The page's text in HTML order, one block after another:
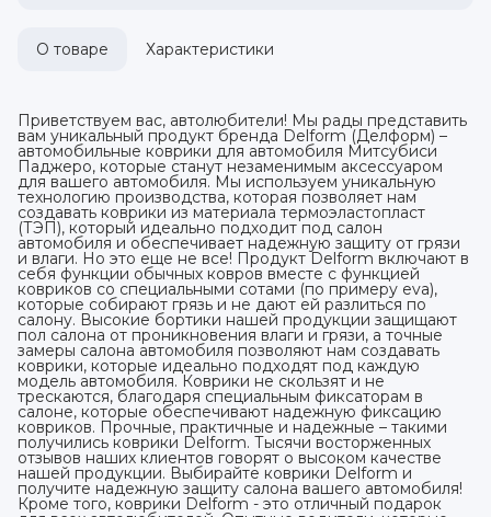
О товаре Характеристики
Приветствуем вас, автолюбители! Мы рады представить
вам уникальный продукт бренда Delform (Делформ) –
автомобильные коврики для автомобиля Митсубиси
Паджеро, которые станут незаменимым аксессуаром
для вашего автомобиля. Мы используем уникальную
технологию производства, которая позволяет нам
создавать коврики из материала термоэластопласт
(ТЭП), который идеально подходит под салон
автомобиля и обеспечивает надежную защиту от грязи
и влаги. Но это еще не все! Продукт Delform включают в
себя функции обычных ковров вместе с функцией
ковриков со специальными сотами (по примеру eva),
которые собирают грязь и не дают ей разлиться по
салону. Высокие бортики нашей продукции защищают
пол салона от проникновения влаги и грязи, а точные
замеры салона автомобиля позволяют нам создавать
коврики, которые идеально подходят под каждую
модель автомобиля. Коврики не скользят и не
трескаются, благодаря специальным фиксаторам в
салоне, которые обеспечивают надежную фиксацию
ковриков. Прочные, практичные и надежные – такими
получились коврики Delform. Тысячи восторженных
отзывов наших клиентов говорят о высоком качестве
нашей продукции. Выбирайте коврики Delform и
получите надежную защиту салона вашего автомобиля!
Кроме того, коврики Delform - это отличный подарок